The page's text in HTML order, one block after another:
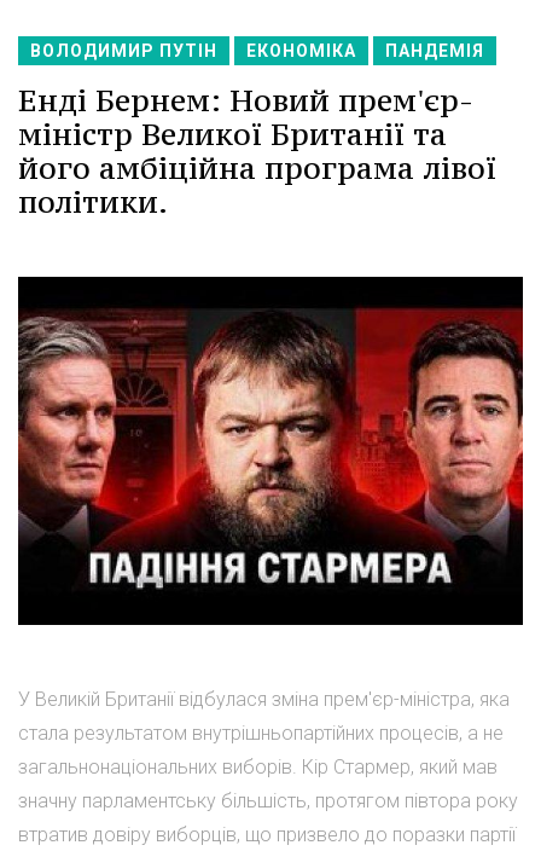
ВОЛОДИМИР ПУТІН ЕКОНОМІКА ПАНДЕМІЯ
Енді Бернем: Новий прем'єр-
міністр Великої Британії та
його амбіційна програма лівої
політики.
У Великій Британії відбулася зміна прем'єр-міністра, яка
стала результатом внутрішньопартійних процесів, а не
загальнонаціональних виборів. Кір Стармер, який мав
значну парламентську більшість, протягом півтора року
втратив довіру виборців, що призвело до поразки партії